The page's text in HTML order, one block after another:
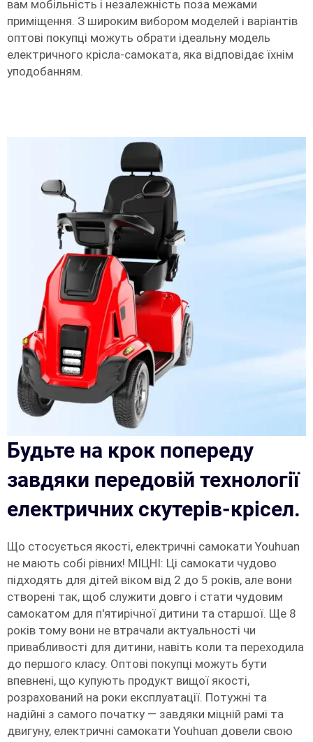
вам мобільність і незалежність поза межами
приміщення. З широким вибором моделей і варіантів
оптові покупці можуть обрати ідеальну модель
електричного крісла-самоката, яка відповідає їхнім
уподобанням.
Будьте на крок попереду
завдяки передовій технології
електричних скутерів-крісел.
Що стосується якості, електричні самокати Youhuan
не мають собі рівних! МІЦНІ: Ці самокати чудово
підходять для дітей віком від 2 до 5 років, але вони
створені так, щоб служити довго і стати чудовим
самокатом для п'ятирічної дитини та старшої. Ще 8
років тому вони не втрачали актуальності чи
привабливості для дитини, навіть коли та переходила
до першого класу. Оптові покупці можуть бути
впевнені, що купують продукт вищої якості,
розрахований на роки експлуатації. Потужні та
надійні з самого початку — завдяки міцній рамі та
двигуну, електричні самокати Youhuan довели свою